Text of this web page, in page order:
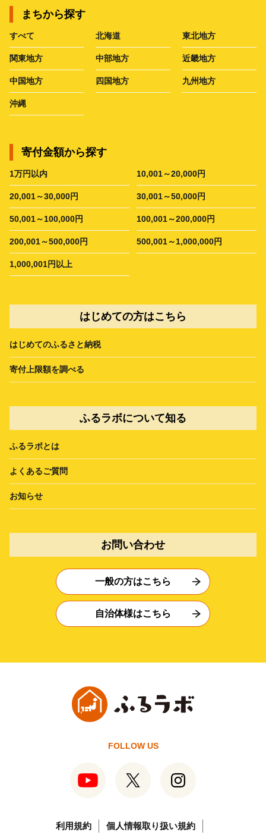
まちから探す
すべて 北海道 東北地方
関東地方 中部地方 近畿地方
中国地方 四国地方 九州地方
沖縄
寄付金額から探す
1万円以内 10,001～20,000円
20,001～30,000円 30,001～50,000円
50,001～100,000円 100,001～200,000円
200,001～500,000円 500,001～1,000,000円
1,000,001円以上
はじめての方はこちら
はじめてのふるさと納税
寄付上限額を調べる
ふるラボについて知る
ふるラボとは
よくあるご質問
お知らせ
お問い合わせ
一般の方はこちら
自治体様はこちら
FOLLOW US
利用規約 個人情報取り扱い規約